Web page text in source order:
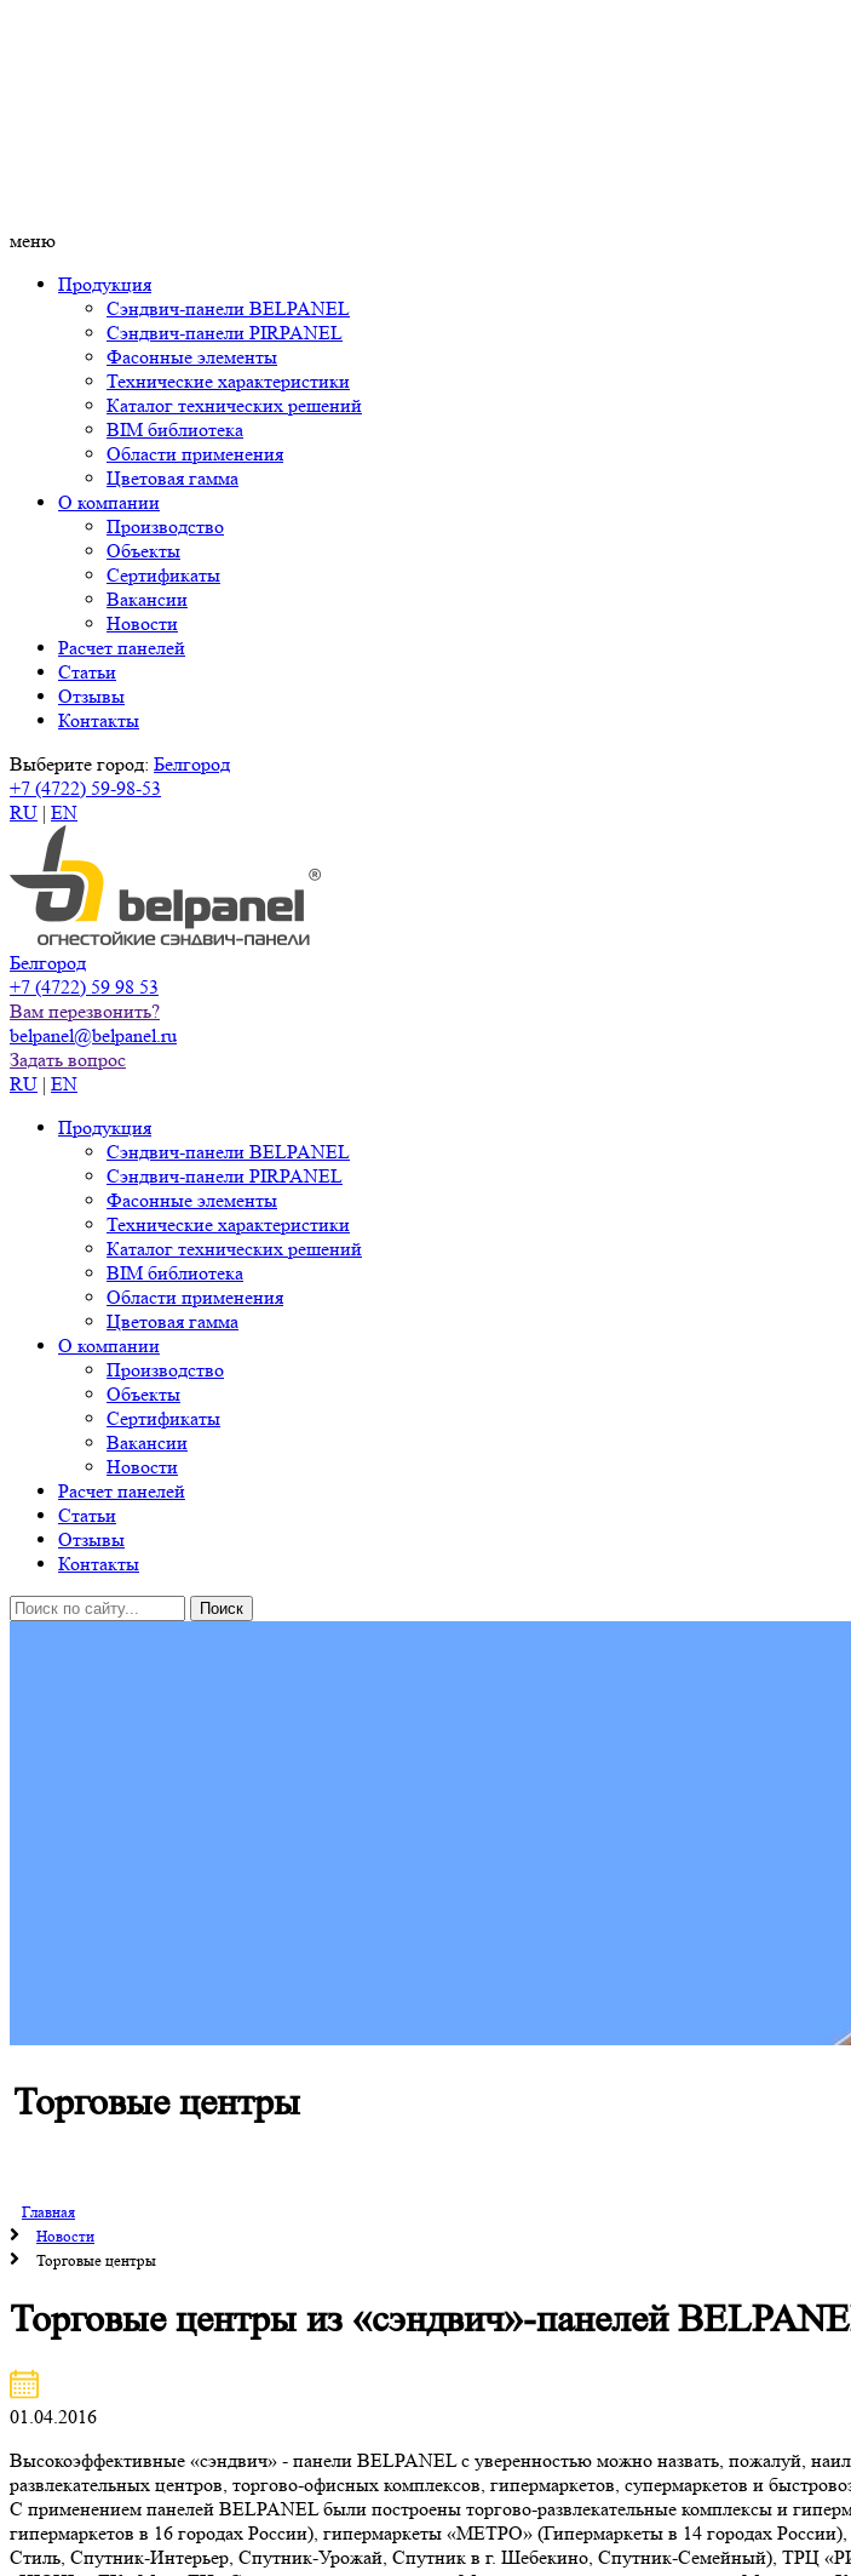
меню
Продукция
Сэндвич-панели BELPANEL
Сэндвич-панели PIRPANEL
Фасонные элементы
Технические характеристики
Каталог технических решений
BIM библиотека
Области применения
Цветовая гамма
О компании
Производство
Объекты
Сертификаты
Вакансии
Новости
Расчет панелей
Статьи
Отзывы
Контакты
Выберите город: Белгород
+7 (4722) 59-98-53
RU | EN
Белгород
+7 (4722) 59 98 53
Вам перезвонить?
belpanel@belpanel.ru
Задать вопрос
RU | EN
Продукция
Сэндвич-панели BELPANEL
Сэндвич-панели PIRPANEL
Фасонные элементы
Технические характеристики
Каталог технических решений
BIM библиотека
Области применения
Цветовая гамма
О компании
Производство
Объекты
Сертификаты
Вакансии
Новости
Расчет панелей
Статьи
Отзывы
Контакты
Торговые центры
Главная
Новости
Торговые центры
Торговые центры из «сэндвич»-панелей
01.04.2016
Высокоэффективные «сэндвич» - панели BELPANEL с уверенностью можно назвать, пожалуй,
развлекательных центров, торгово-офисных комплексов, гипермаркетов, супермаркетов и
С применением панелей BELPANEL были построены торгово-развлекательные комплексы и
гипермаркетов в 16 городах России), гипермаркеты «МЕТРО» (Гипермаркеты в 14 городах
Стиль, Спутник-Интерьер, Спутник-Урожай, Спутник в г. Шебекино, Спутник-Семейный), ТРЦ